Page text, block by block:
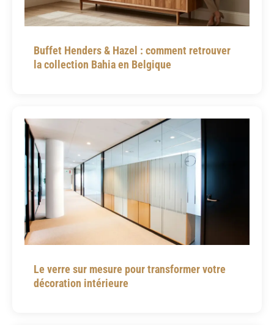
Buffet Henders & Hazel : comment retrouver
la collection Bahia en Belgique
Le verre sur mesure pour transformer votre
décoration intérieure